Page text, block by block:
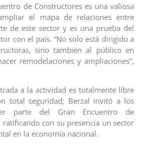
de Constructores es una valiosa
el mapa de relaciones entre
de este sector y es una prueba del
con el país. “No solo está dirigido a
sino también al público en
remodelaciones y ampliaciones”,
a la actividad es totalmente libre
total seguridad; Berzal invitó a los
parte del Gran Encuentro de
con su presencia un sector
en la economía nacional.